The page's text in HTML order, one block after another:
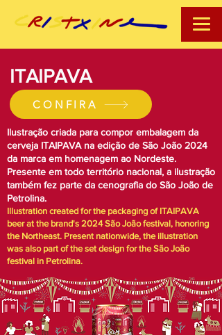
ITAIPAVA
CONFIRA
Ilustração criada para compor embalagem da
cerveja ITAIPAVA na edição de São João 2024
da marca em homenagem ao Nordeste.
Presente em todo território nacional, a ilustração
também fez parte da cenografia do São João de
Petrolina.
Illustration created for the packaging of ITAIPAVA
beer at the brand's 2024 São João festival, honoring
the Northeast. Present nationwide, the illustration
was also part of the set design for the São João
festival in Petrolina.